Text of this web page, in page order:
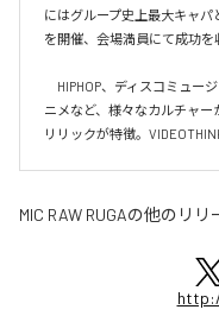
にはグループ史上最大キャ
を開催、会場満員にて成功を
HIPHOP、ディスコミュー
ニメなど、様々なカルチャ
リリックが特徴。
MIC RAW RUGAの他のリリ